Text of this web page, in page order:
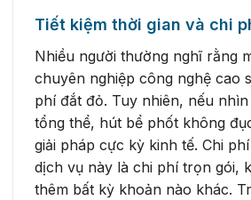
Tiết kiệm thời gian và chi
Nhiều người thường nghĩ rằng
chuyên nghiệp công nghệ cao
phí đắt đỏ. Tuy nhiên, nếu
tổng thể, hút bể phốt không
giải pháp cực kỳ kinh tế. Chi
dịch vụ này là chi phí trọn gói,
thêm bất kỳ khoản nào khác.